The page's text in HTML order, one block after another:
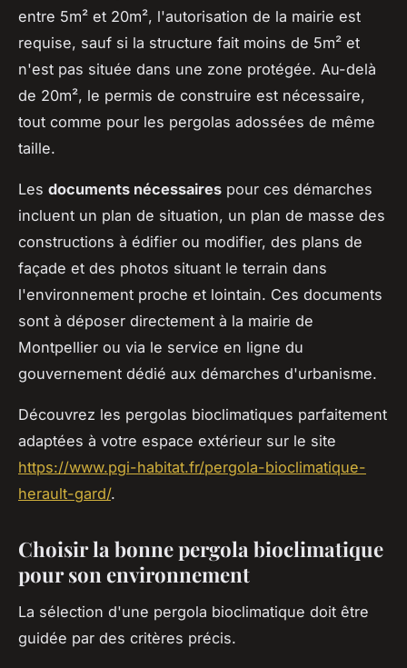
entre 5m² et 20m², l'autorisation de la mairie est
requise, sauf si la structure fait moins de 5m² et
n'est pas située dans une zone protégée. Au-delà
de 20m², le permis de construire est nécessaire,
tout comme pour les pergolas adossées de même
taille.
Les documents nécessaires pour ces démarches
incluent un plan de situation, un plan de masse des
constructions à édifier ou modifier, des plans de
façade et des photos situant le terrain dans
l'environnement proche et lointain. Ces documents
sont à déposer directement à la mairie de
Montpellier ou via le service en ligne du
gouvernement dédié aux démarches d'urbanisme.
Découvrez les pergolas bioclimatiques parfaitement
adaptées à votre espace extérieur sur le site
https://www.pgi-habitat.fr/pergola-bioclimatique-
herault-gard/.
Choisir la bonne pergola bioclimatique
pour son environnement
La sélection d'une pergola bioclimatique doit être
guidée par des critères précis.